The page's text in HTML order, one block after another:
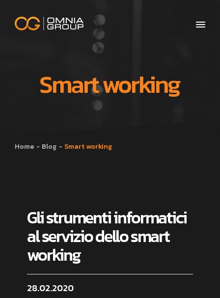
Smart working
Home Blog Smart working
Gli strumenti informatici
al servizio dello smart
working
28.02.2020